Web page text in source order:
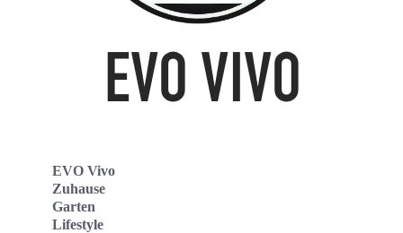
EVO Vivo
Zuhause
Garten
Lifestyle